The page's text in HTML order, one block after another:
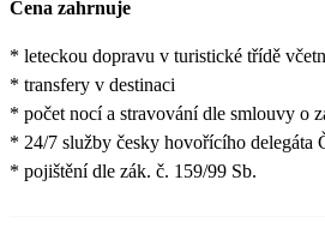
Cena zahrnuje
* leteckou dopravu v turistické třídě
* transfery v destinaci
* počet nocí a stravování dle smlouvy o
* 24/7 služby česky hovořícího delegáta
* pojištění dle zák. č. 159/99 Sb.